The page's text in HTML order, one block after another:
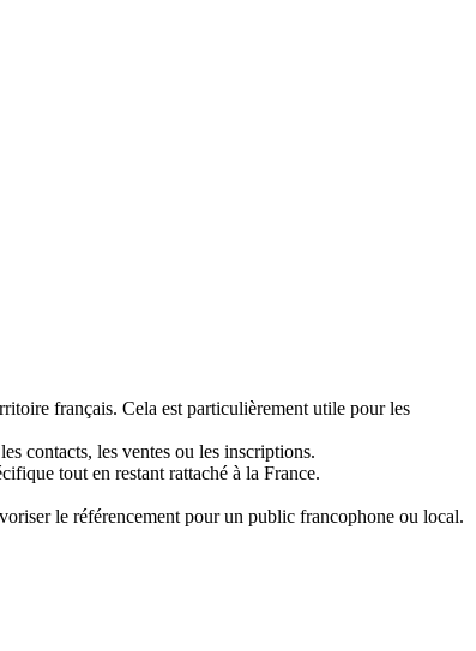
français. Cela est particulièrement utile pour les
contacts, les ventes ou les inscriptions.
tout en restant rattaché à la France.
le référencement pour un public francophone ou local.